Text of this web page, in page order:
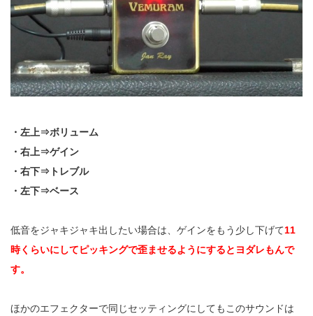
・左上⇒ボリューム
・右上⇒ゲイン
・右下⇒トレブル
・左下⇒ベース
低音をジャキジャキ出したい場合は、ゲインをもう少し下げて11
時くらいにしてピッキングで歪ませるようにするとヨダレもんで
す。
ほかのエフェクターで同じセッティングにしてもこのサウンドは